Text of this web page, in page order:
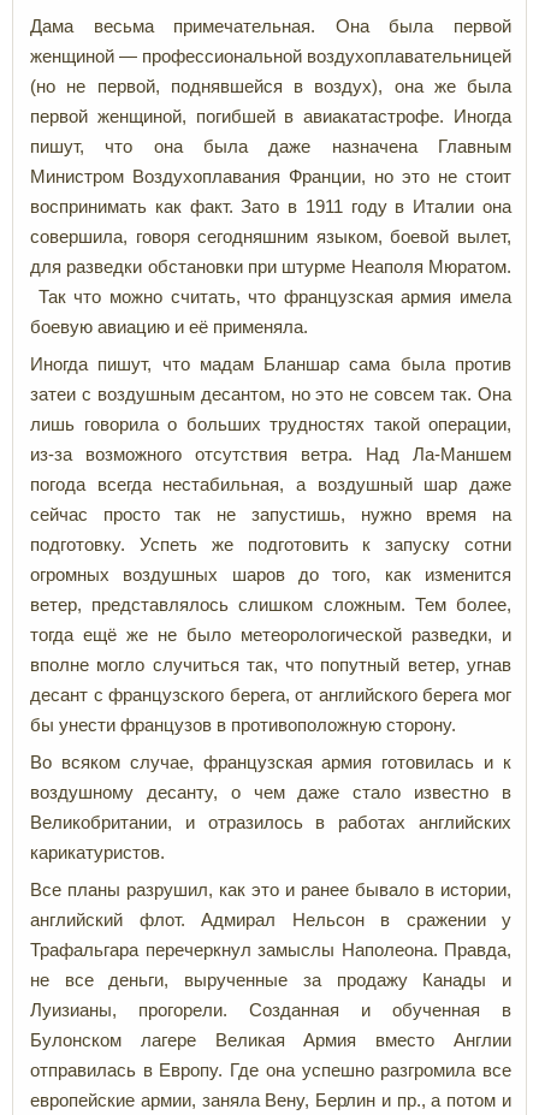
Дама весьма примечательная. Она была первой
женщиной — профессиональной воздухоплавательницей
(но не первой, поднявшейся в воздух), она же была
первой женщиной, погибшей в авиакатастрофе. Иногда
пишут, что она была даже назначена Главным
Министром Воздухоплавания Франции, но это не стоит
воспринимать как факт. Зато в 1911 году в Италии она
совершила, говоря сегодняшним языком, боевой вылет,
для разведки обстановки при штурме Неаполя Мюратом.
Так что можно считать, что французская армия имела
боевую авиацию и её применяла.
Иногда пишут, что мадам Бланшар сама была против
затеи с воздушным десантом, но это не совсем так. Она
лишь говорила о больших трудностях такой операции,
из-за возможного отсутствия ветра. Над Ла-Маншем
погода всегда нестабильная, а воздушный шар даже
сейчас просто так не запустишь, нужно время на
подготовку. Успеть же подготовить к запуску сотни
огромных воздушных шаров до того, как изменится
ветер, представлялось слишком сложным. Тем более,
тогда ещё же не было метеорологической разведки, и
вполне могло случиться так, что попутный ветер, угнав
десант с французского берега, от английского берега мог
бы унести французов в противоположную сторону.
Во всяком случае, французская армия готовилась и к
воздушному десанту, о чем даже стало известно в
Великобритании, и отразилось в работах английских
карикатуристов.
Все планы разрушил, как это и ранее бывало в истории,
английский флот. Адмирал Нельсон в сражении у
Трафальгара перечеркнул замыслы Наполеона. Правда,
не все деньги, вырученные за продажу Канады и
Луизианы, прогорели. Созданная и обученная в
Булонском лагере Великая Армия вместо Англии
отправилась в Европу. Где она успешно разгромила все
европейские армии, заняла Вену, Берлин и пр., а потом и